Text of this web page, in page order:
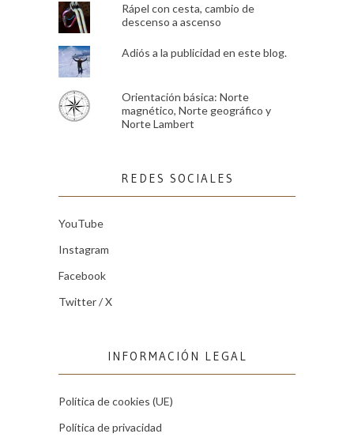
Rápel con cesta, cambio de
descenso a ascenso
Adiós a la publicidad en este blog.
Orientación básica: Norte
magnético, Norte geográfico y
Norte Lambert
REDES SOCIALES
YouTube
Instagram
Facebook
Twitter / X
INFORMACIÓN LEGAL
Política de cookies (UE)
Política de privacidad